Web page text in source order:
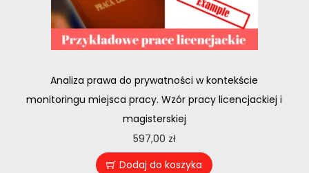
Analiza prawa do prywatności w kontekście
monitoringu miejsca pracy. Wzór pracy licencjackiej i
magisterskiej
597,00 zł
Dodaj do koszyka